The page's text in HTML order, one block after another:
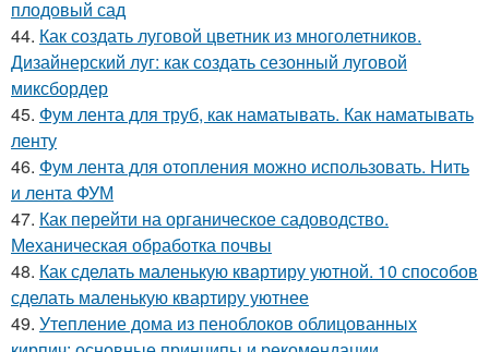
плодовый сад
44. Как создать луговой цветник из многолетников.
Дизайнерский луг: как создать сезонный луговой
миксбордер
45. Фум лента для труб, как наматывать. Как наматывать
ленту
46. Фум лента для отопления можно использовать. Нить
и лента ФУМ
47. Как перейти на органическое садоводство.
Механическая обработка почвы
48. Как сделать маленькую квартиру уютной. 10 способов
сделать маленькую квартиру уютнее
49. Утепление дома из пеноблоков облицованных